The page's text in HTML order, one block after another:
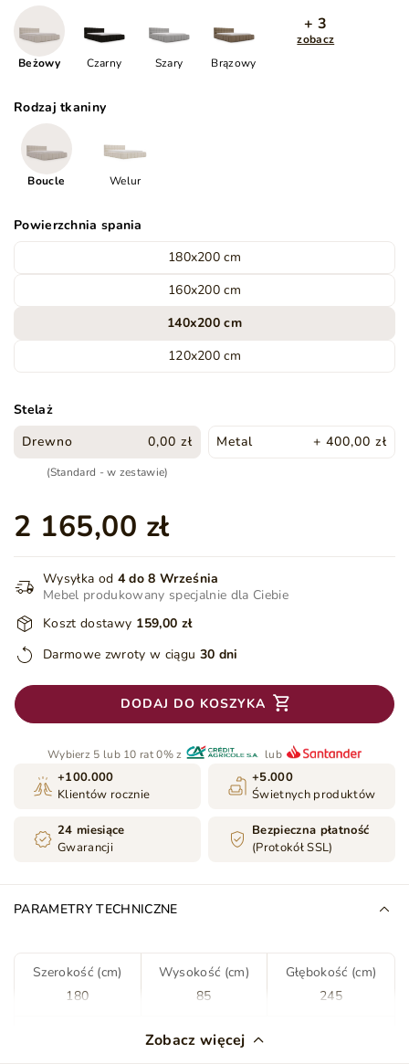
Beżowy Czarny Szary Brązowy
+ 3
zobacz
Rodzaj tkaniny
Boucle Welur
Powierzchnia spania
180x200 cm
160x200 cm
140x200 cm
120x200 cm
Stelaż
Drewno
0,00 zł
(Standard - w zestawie)
Metal + 400,00 zł
2 165,00 zł
Wysyłka od 4 do 8 Września
Mebel produkowany specjalnie dla Ciebie
Koszt dostawy 159,00 zł
Darmowe zwroty w ciągu 30 dni
DODAJ DO KOSZYKA
Wybierz 5 lub 10 rat 0% z lub
+100.000
Klientów rocznie
+5.000
Świetnych produktów
24 miesiące
Gwarancji
Bezpieczna płatność
(Protokół SSL)
PARAMETRY TECHNICZNE
Szerokość (cm)
180
Wysokość (cm)
85
Głębokość (cm)
245
Beżowy
Zobacz więcej